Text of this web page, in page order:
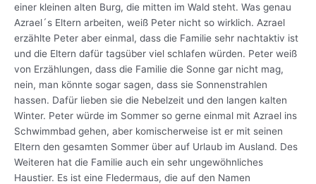
einer kleinen alten Burg, die mitten im Wald steht. Was genau
Azrael´s Eltern arbeiten, weiß Peter nicht so wirklich. Azrael
erzählte Peter aber einmal, dass die Familie sehr nachtaktiv ist
und die Eltern dafür tagsüber viel schlafen würden. Peter weiß
von Erzählungen, dass die Familie die Sonne gar nicht mag,
nein, man könnte sogar sagen, dass sie Sonnenstrahlen
hassen. Dafür lieben sie die Nebelzeit und den langen kalten
Winter. Peter würde im Sommer so gerne einmal mit Azrael ins
Schwimmbad gehen, aber komischerweise ist er mit seinen
Eltern den gesamten Sommer über auf Urlaub im Ausland. Des
Weiteren hat die Familie auch ein sehr ungewöhnliches
Haustier. Es ist eine Fledermaus, die auf den Namen